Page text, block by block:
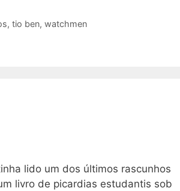
,tio ben,watchmen
lido um dos últimos rascunhos
livro de picardias estudantis sob